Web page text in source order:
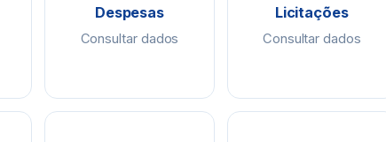
Despesas
Consultar dados
Licitações
Consultar dados